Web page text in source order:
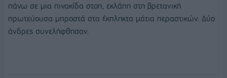
πάνω σε μια πινακίδα στοπ, εκλάπη στη βρετανική
πρωτεύουσα μπροστά στα έκπληκτα μάτια περαστικών. Δύο
άνδρες συνελήφθησαν.